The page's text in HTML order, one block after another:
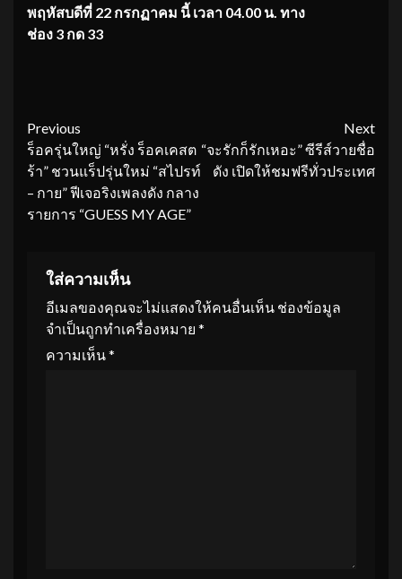
พฤหัสบดีที่ 22 กรกฏาคม นี้ เวลา 04.00 น. ทาง
ช่อง 3 กด 33
Continue
Reading
Previous
ร็อครุ่นใหญ่ “หรั่ง ร็อคเคสต
ร้า” ชวนแร็ปรุ่นใหม่ “สไปรท์
– กาย” ฟีเจอริงเพลงดัง กลาง
รายการ “GUESS MY AGE”
Next
“จะรักก็รักเหอะ” ซีรีส์วายชื่อ
ดัง เปิดให้ชมฟรีทั่วประเทศ
ใส่ความเห็น
อีเมลของคุณจะไม่แสดงให้คนอื่นเห็น ช่องข้อมูล
จำเป็นถูกทำเครื่องหมาย *
ความเห็น*